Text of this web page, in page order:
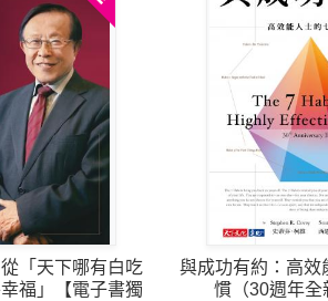
「天下哪有白吃
福」【電子書獨
與成功有約：高效
慣（30週年全